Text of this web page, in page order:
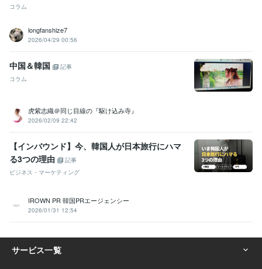
コラム
longfanshize7
2026/04/29 00:56
中国＆韓国
記事
コラム
虎紫志織＠同じ目線の『駆け込み寺』
2026/02/09 22:42
【インバウンド】今、韓国人が日本旅行にハマ
る3つの理由
記事
ビジネス・マーケティング
IROWN PR 韓国PRエージェンシー
2026/01/31 12:54